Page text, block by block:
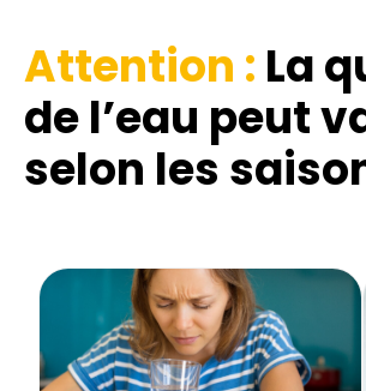
Attention : La
de l’eau peut
selon les